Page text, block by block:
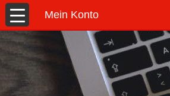
Mein Konto